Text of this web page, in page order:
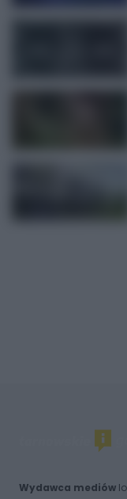
Wydawca mediów